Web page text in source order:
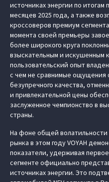
источниках энергии по итогам
месяцев 2025 года, а также
кроссоверов премиум сегмента
момента своей премьеры
более широкого круга
взыскательным и искушенным
пользовательский опыт
с чем не сравнимые ощущения
безупречного качества,
и привлекательной цены
заслуженное чемпионство в
страны.
На фоне общей волатильности
рынка в этом году VOYAH
показатели, удерживая
сегменте официально
источниках энергии. Это